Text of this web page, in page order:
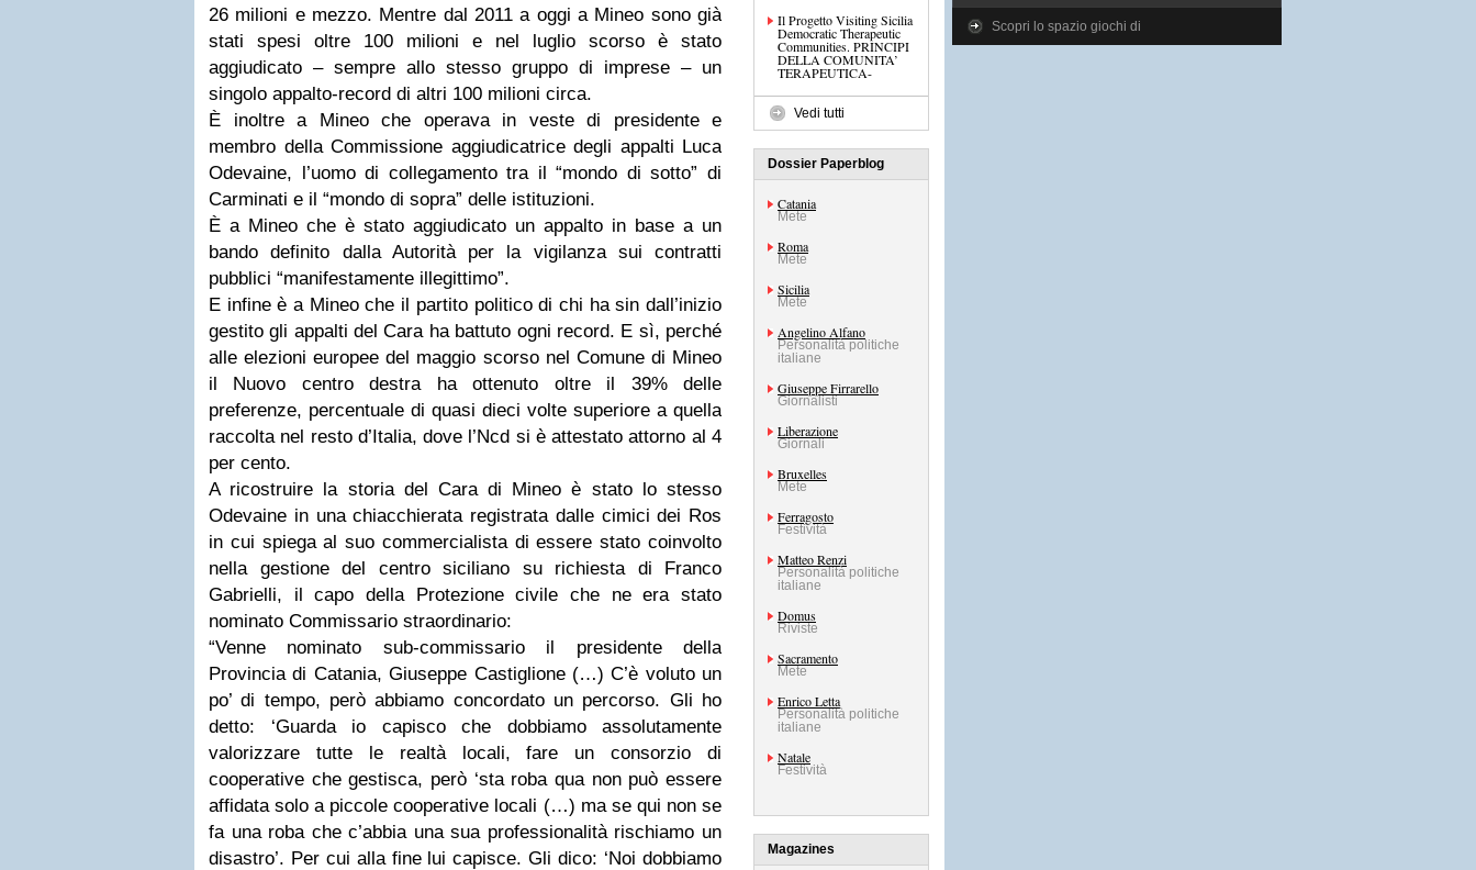
26 milioni e mezzo. Mentre dal 2011 a oggi a Mineo sono già
stati spesi oltre 100 milioni e nel luglio scorso è stato
aggiudicato – sempre allo stesso gruppo di imprese – un
singolo appalto-record di altri 100 milioni circa.
È inoltre a Mineo che operava in veste di presidente e
membro della Commissione aggiudicatrice degli appalti Luca
Odevaine, l’uomo di collegamento tra il “mondo di sotto” di
Carminati e il “mondo di sopra” delle istituzioni.
È a Mineo che è stato aggiudicato un appalto in base a un
bando definito dalla Autorità per la vigilanza sui contratti
pubblici “manifestamente illegittimo”.
E infine è a Mineo che il partito politico di chi ha sin dall’inizio
gestito gli appalti del Cara ha battuto ogni record. E sì, perché
alle elezioni europee del maggio scorso nel Comune di Mineo
il Nuovo centro destra ha ottenuto oltre il 39% delle
preferenze, percentuale di quasi dieci volte superiore a quella
raccolta nel resto d’Italia, dove l’Ncd si è attestato attorno al 4
per cento.
A ricostruire la storia del Cara di Mineo è stato lo stesso
Odevaine in una chiacchierata registrata dalle cimici dei Ros
in cui spiega al suo commercialista di essere stato coinvolto
nella gestione del centro siciliano su richiesta di Franco
Gabrielli, il capo della Protezione civile che ne era stato
nominato Commissario straordinario:
“Venne nominato sub-commissario il presidente della
Provincia di Catania, Giuseppe Castiglione (…) C’è voluto un
po’ di tempo, però abbiamo concordato un percorso. Gli ho
detto: ‘Guarda io capisco che dobbiamo assolutamente
valorizzare tutte le realtà locali, fare un consorzio di
cooperative che gestisca, però ‘sta roba qua non può essere
affidata solo a piccole cooperative locali (…) ma se qui non se
fa una roba che c’abbia una sua professionalità rischiamo un
disastro’. Per cui alla fine lui capisce. Gli dico: ‘Noi dobbiamo
Il Progetto Visiting Sicilia
Democratic Therapeutic
Communities. PRINCIPI
DELLA COMUNITA’
TERAPEUTICA-
Vedi tutti
Dossier Paperblog
Catania
Mete
Roma
Mete
Sicilia
Mete
Angelino Alfano
Personalità politiche
italiane
Giuseppe Firrarello
Giornalisti
Liberazione
Giornali
Bruxelles
Mete
Ferragosto
Festività
Matteo Renzi
Personalità politiche
italiane
Domus
Riviste
Sacramento
Mete
Enrico Letta
Personalità politiche
italiane
Natale
Festività
Magazines
Scopri lo spazio giochi di